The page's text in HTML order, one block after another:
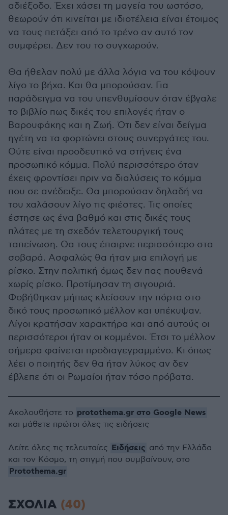
αδιέξοδο. Έχει χάσει τη μαγεία του ωστόσο,
θεωρούν ότι κινείται με ιδιοτέλεια είναι έτοιμος
να τους πετάξει από το τρένο αν αυτό τον
συμφέρει. Δεν του το συγχωρούν.
Θα ήθελαν πολύ με άλλα λόγια να του κόψουν
λίγο το βήχα. Και θα μπορούσαν. Για
παράδειγμα να του υπενθυμίσουν όταν έβγαλε
το βιβλίο πως δικές του επιλογές ήταν ο
Βαρουφάκης και η Ζωή. Ότι δεν είναι δείγμα
ηγέτη να τα φορτώνει στους συνεργάτες του.
Ούτε είναι προοδευτικό να στήνεις ένα
προσωπικό κόμμα. Πολύ περισσότερο όταν
έχεις φροντίσει πριν να διαλύσεις το κόμμα
που σε ανέδειξε. Θα μπορούσαν δηλαδή να
του χαλάσουν λίγο τις φιέστες. Τις οποίες
έστησε ως ένα βαθμό και στις δικές τους
πλάτες με τη σχεδόν τελετουργική τους
ταπείνωση. Θα τους έπαιρνε περισσότερο στα
σοβαρά. Ασφαλώς θα ήταν μια επιλογή με
ρίσκο. Στην πολιτική όμως δεν πας πουθενά
χωρίς ρίσκο. Προτίμησαν τη σιγουριά.
Φοβήθηκαν μήπως κλείσουν την πόρτα στο
δικό τους προσωπικό μέλλον και υπέκυψαν.
Λίγοι κρατήσαν χαρακτήρα και από αυτούς οι
περισσότεροι ήταν οι κομμένοι. Έτσι το μέλλον
σήμερα φαίνεται προδιαγεγραμμένο. Κι όπως
λέει ο ποιητής δεν θα ήταν λύκος αν δεν
έβλεπε ότι οι Ρωμαίοι ήταν τόσο πρόβατα.
Ακολουθήστε το protothema.gr στο Google News
και μάθετε πρώτοι όλες τις ειδήσεις
Δείτε όλες τις τελευταίες Ειδήσεις από την Ελλάδα
και τον Κόσμο, τη στιγμή που συμβαίνουν, στο
Protothema.gr
ΣΧΟΛΙΑ (40)